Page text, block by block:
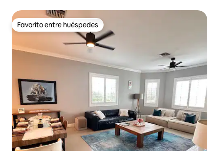
Favorito entre huéspedes
Favorito entre huéspedes